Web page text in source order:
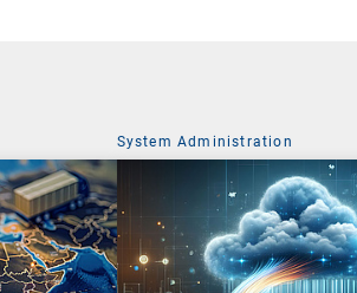
System Administration